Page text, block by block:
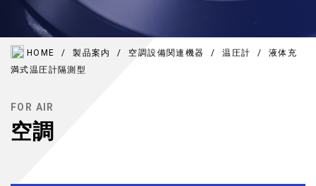
HOME / 製品案内 / 空調設備関連機器 / 温圧計 /
液体充
満式温圧計隔測型
FOR AIR
空調